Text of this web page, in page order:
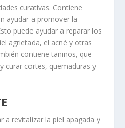
curativas. Contiene
ayudar a promover la
puede ayudar a reparar los
agrietada, el acné y otras
contiene taninos, que
curar cortes, quemaduras y
a revitalizar la piel apagada y